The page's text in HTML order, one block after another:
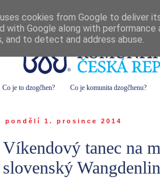
Co je to dzogčhen? Co je komunita dzogčhenu?
pondělí 1. prosince 2014
Víkendový tanec na
slovenský
cookies from Google to deliver
with Google along with
and to detect and address abuse.